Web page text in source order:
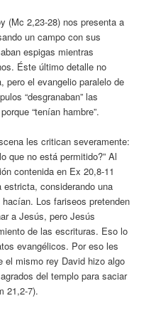
(Mc 2,23-28) nos presenta a
un campo con sus
espigas mientras
Éste último detalle no
pero el evangelio paralelo de
“desgranaban” las
“tenían hambre”.
les critican severamente:
que no está permitido?” Al
contenida en Ex 20,8-11
estricta, considerando una
Los fariseos pretenden
a Jesús, pero Jesús
de las escrituras. Eso lo
evangélicos. Por eso les
el mismo rey David hizo algo
del templo para saciar
21,2-7).